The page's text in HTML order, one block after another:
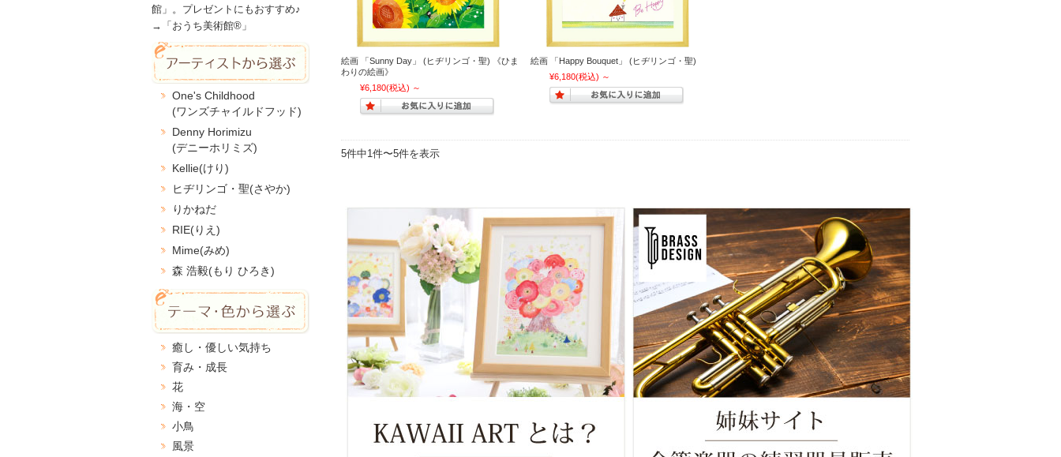
絵画 「Sunny Day」 (ヒヂリンゴ・聖) 《ひま
わりの絵画》
¥6,180(税込) ～
絵画 「Happy Bouquet」 (ヒヂリンゴ・聖)
¥6,180(税込) ～
5件中1件〜5件を表示
館」。プレゼントにもおすすめ♪
→ 「おうち美術館®」
One's Childhood
(ワンズチャイルドフッド)
Denny Horimizu
(デニーホリミズ)
Kellie(けり)
ヒヂリンゴ・聖(さやか)
りかねだ
RIE(りえ)
Mime(みめ)
森 浩毅(もり ひろき)
癒し・優しい気持ち
育み・成長
花
海・空
小鳥
風景